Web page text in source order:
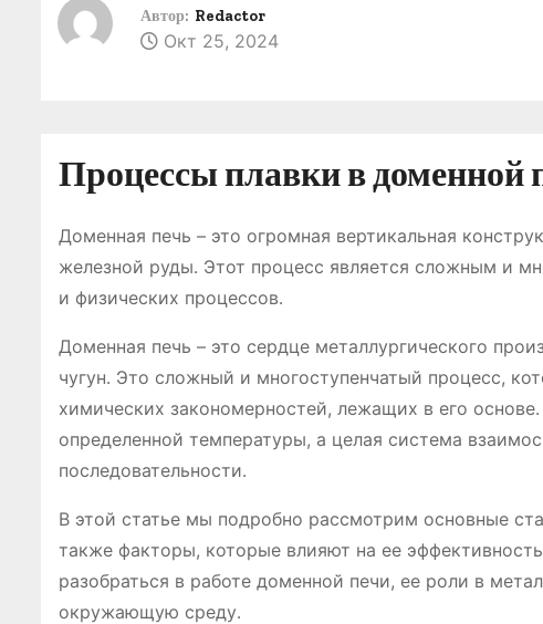
Автор: Redactor
Окт 25, 2024
Процессы плавки в доменной
Доменная печь – это огромная вертикальная
железной руды․ Этот процесс является сложным и
и физических процессов․
Доменная печь – это сердце металлургического
чугун․ Это сложный и многоступенчатый процесс,
химических закономерностей, лежащих в его
определенной температуры, а целая система
последовательности․
В этой статье мы подробно рассмотрим основные
также факторы, которые влияют на ее
разобраться в работе доменной печи, ее роли в
окружающую среду․